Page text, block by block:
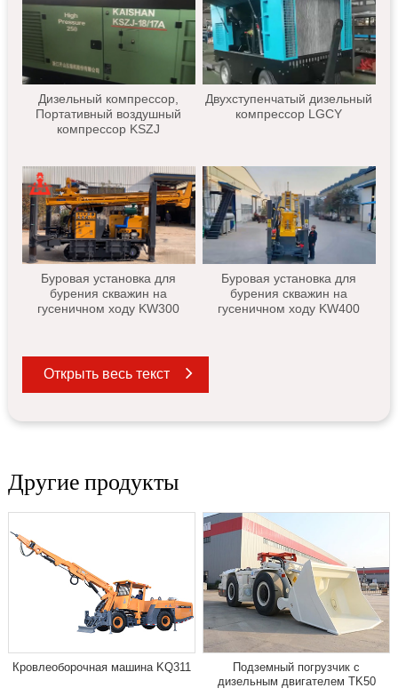
Дизельный компрессор,
Портативный воздушный
компрессор KSZJ
Двухступенчатый дизельный
компрессор LGCY
Буровая установка для
бурения скважин на
гусеничном ходу KW300
Буровая установка для
бурения скважин на
гусеничном ходу KW400
Открыть весь текст
Другие продукты
Кровлеоборочная машина KQ311
Подземный погрузчик с
дизельным двигателем TK50